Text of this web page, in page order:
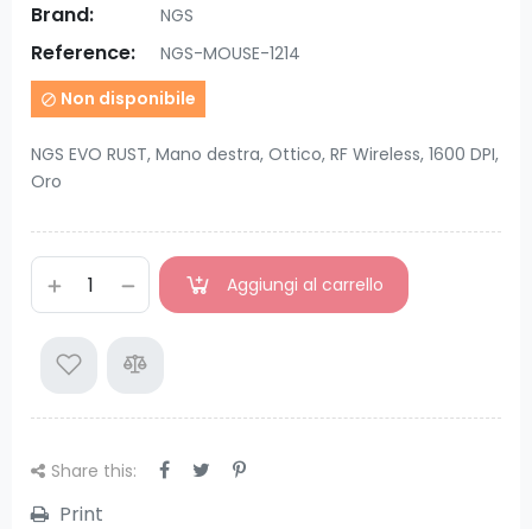
Brand: NGS
Reference: NGS-MOUSE-1214
 Non disponibile
NGS EVO RUST, Mano destra, Ottico, RF Wireless, 1600 DPI,
Oro
Aggiungi al carrello
Share this:
Print